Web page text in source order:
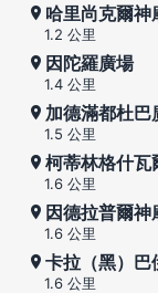
哈里尚克爾神
1.2 公里
因陀羅廣場
1.4 公里
加德滿都杜巴
1.5 公里
柯蒂林格什瓦
1.6 公里
因德拉普爾神
1.6 公里
卡拉（黑）巴
1.6 公里